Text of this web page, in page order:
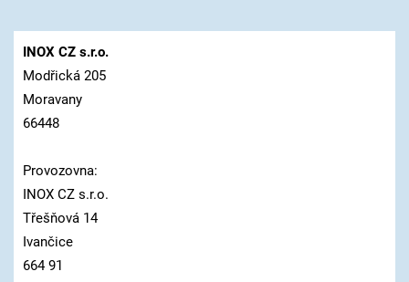
INOX CZ s.r.o.
Modřická 205
Moravany
66448
Provozovna:
INOX CZ s.r.o.
Třešňová 14
Ivančice
664 91